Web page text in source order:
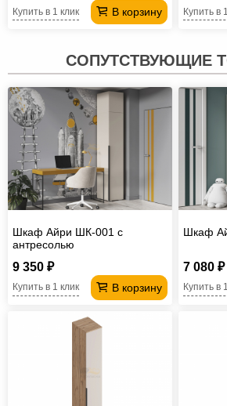
В корзину
Купить в 1 клик Купить в
СОПУТСТВУЮЩИЕ
Шкаф Айри ШК-001 с
антресолью
9 350 ₽
В корзину
Купить в 1 клик
Шкаф
7 080 ₽
Купить в